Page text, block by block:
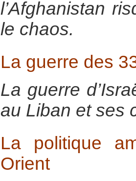
l’Afghanistan
le chaos.
La guerre des
La guerre
au Liban et ses
La politique
Orient